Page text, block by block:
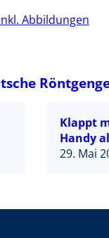
Abbildungen
Klappt
Handy
29. Mai